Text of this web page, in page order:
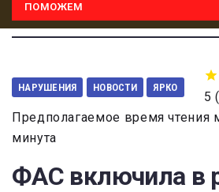
ПОМОЖЕМ
НАРУШЕНИЯ НОВОСТИ ЯРКО
5 (
Предполагаемое время
минута
ФАС включила в